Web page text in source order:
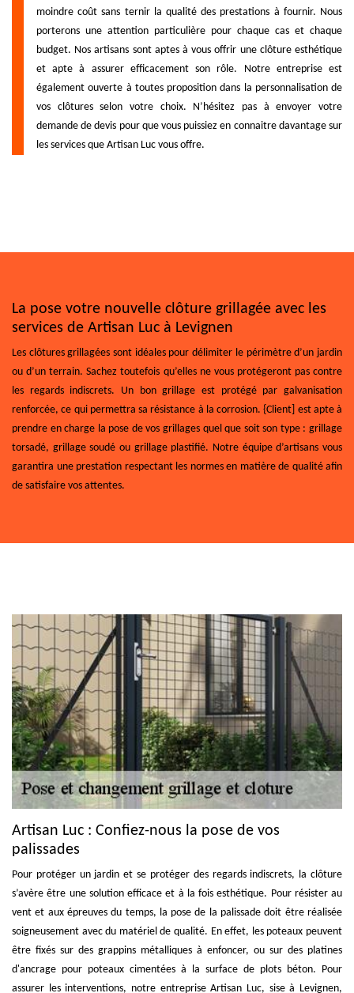
moindre coût sans ternir la qualité des prestations à fournir. Nous
porterons une attention particulière pour chaque cas et chaque
budget. Nos artisans sont aptes à vous offrir une clôture esthétique
et apte à assurer efficacement son rôle. Notre entreprise est
également ouverte à toutes proposition dans la personnalisation de
vos clôtures selon votre choix. N’hésitez pas à envoyer votre
demande de devis pour que vous puissiez en connaitre davantage sur
les services que Artisan Luc vous offre.
La pose votre nouvelle clôture grillagée avec les
services de Artisan Luc à Levignen
Les clôtures grillagées sont idéales pour délimiter le périmètre d’un jardin
ou d’un terrain. Sachez toutefois qu’elles ne vous protégeront pas contre
les regards indiscrets. Un bon grillage est protégé par galvanisation
renforcée, ce qui permettra sa résistance à la corrosion. {Client] est apte à
prendre en charge la pose de vos grillages quel que soit son type : grillage
torsadé, grillage soudé ou grillage plastifié. Notre équipe d’artisans vous
garantira une prestation respectant les normes en matière de qualité afin
de satisfaire vos attentes.
Artisan Luc : Confiez-nous la pose de vos
palissades
Pour protéger un jardin et se protéger des regards indiscrets, la clôture
s’avère être une solution efficace et à la fois esthétique. Pour résister au
vent et aux épreuves du temps, la pose de la palissade doit être réalisée
soigneusement avec du matériel de qualité. En effet, les poteaux peuvent
être fixés sur des grappins métalliques à enfoncer, ou sur des platines
d'ancrage pour poteaux cimentées à la surface de plots béton. Pour
assurer les interventions, notre entreprise Artisan Luc, sise à Levignen,